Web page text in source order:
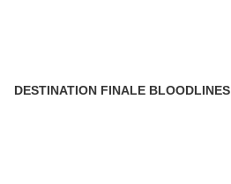
DESTINATION FINALE BLOODLINES